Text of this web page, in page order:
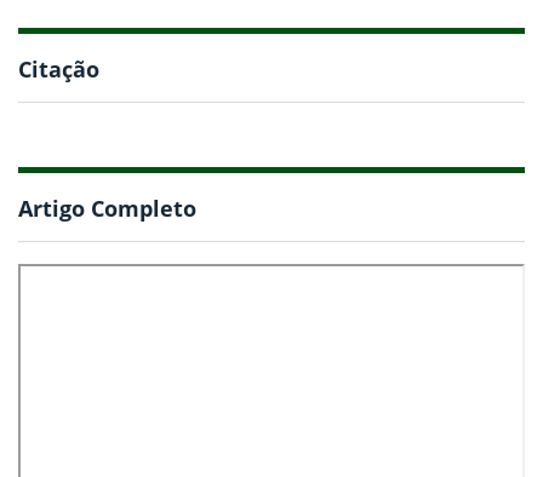
Citação
Artigo Completo